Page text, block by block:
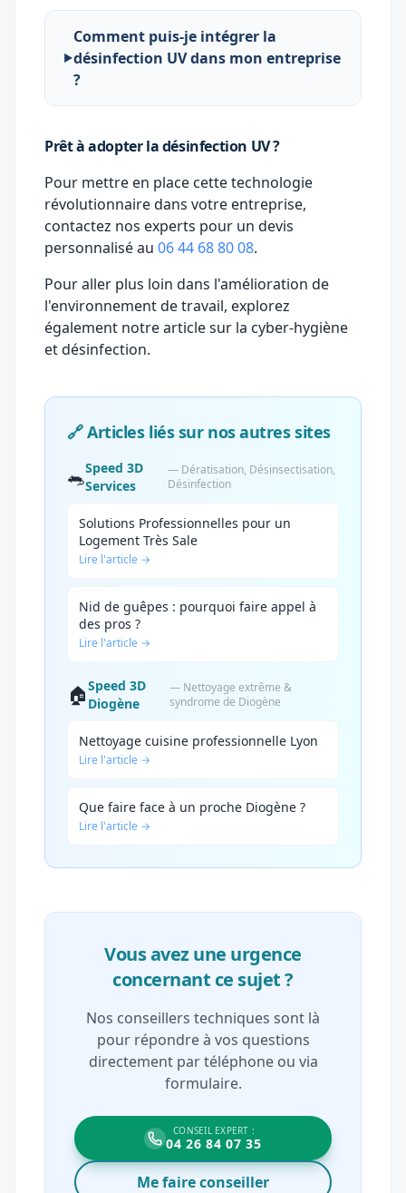
Comment puis-je intégrer la
désinfection UV dans mon entreprise
?
Prêt à adopter la désinfection UV ?
Pour mettre en place cette technologie
révolutionnaire dans votre entreprise,
contactez nos experts pour un devis
personnalisé au 06 44 68 80 08.
Pour aller plus loin dans l'amélioration de
l'environnement de travail, explorez
également notre article sur la cyber-hygiène
et désinfection.
🔗 Articles liés sur nos autres sites
🐀Speed 3D
Services
— Dératisation, Désinsectisation,
Désinfection
Solutions Professionnelles pour un
Logement Très Sale
Lire l'article →
Nid de guêpes : pourquoi faire appel à
des pros ?
Lire l'article →
🏠Speed 3D
Diogène
— Nettoyage extrême &
syndrome de Diogène
Nettoyage cuisine professionnelle Lyon
Lire l'article →
Que faire face à un proche Diogène ?
Lire l'article →
Vous avez une urgence
concernant ce sujet ?
Nos conseillers techniques sont là
pour répondre à vos questions
directement par téléphone ou via
formulaire.
CONSEIL EXPERT :
04 26 84 07 35
Me faire conseiller